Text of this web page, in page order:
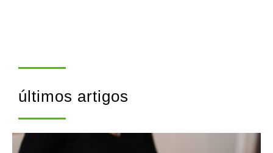
últimos artigos